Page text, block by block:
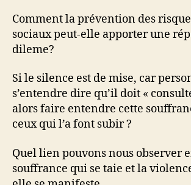
Comment la prévention des
sociaux peut-elle apporter une
dileme?
Si le silence est de mise, car
s’entendre dire qu’il doit «
alors faire entendre cette
ceux qui l’a font subir ?
Quel lien pouvons nous observer
souffrance qui se taie et la